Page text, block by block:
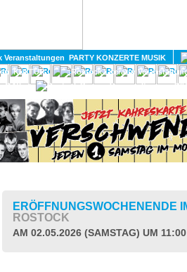
PARTY KONZERTE MUSIK
KULTUR
GAY
ERÖFFNUNGSWOCHENENDE
ROSTOCK
AM 02.05.2026 (SAMSTAG) UM